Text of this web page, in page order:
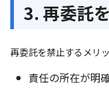
3. 再委託
再委託を禁止するメリ
責任の所在が明